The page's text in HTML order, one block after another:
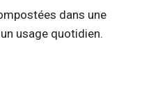
dans une
usage quotidien.